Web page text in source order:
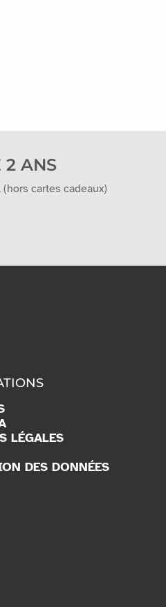
ANS
cartes cadeaux)
LÉGALES
DES DONNÉES